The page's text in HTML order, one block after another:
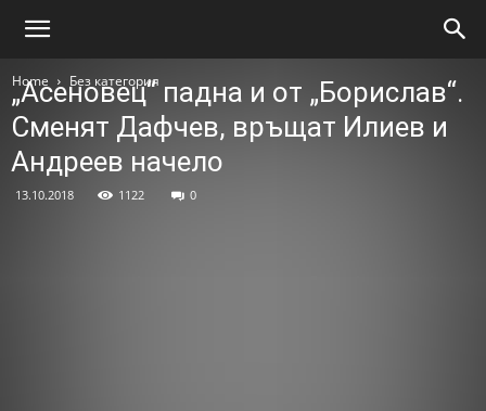
Home Без категория
„Асеновец“ падна и от „Борислав“.
Сменят Дафчев, връщат Илиев и
Андреев начело
13.10.2018 1122 0